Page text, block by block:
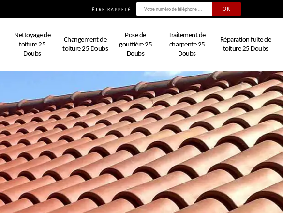
ÊTRE RAPPELÉ
Nettoyage de
toiture 25
Doubs
Changement de
toiture 25 Doubs
Pose de
gouttière 25
Doubs
Traitement de
charpente 25
Doubs
Réparation fuite de
toiture 25 Doubs